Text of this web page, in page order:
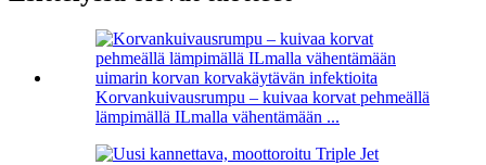
Korvankuivausrumpu – kuivaa korvat pehmeällä
lämpimällä ILmalla vähentämään ...